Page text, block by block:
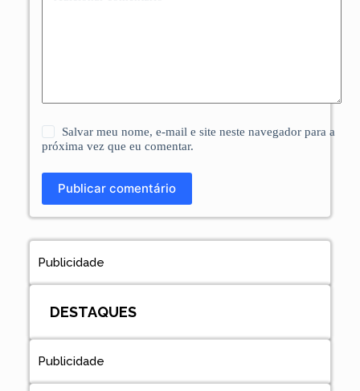
Salvar meu nome, e-mail e site neste navegador para a
próxima vez que eu comentar.
Publicar comentário
Publicidade
DESTAQUES
Publicidade